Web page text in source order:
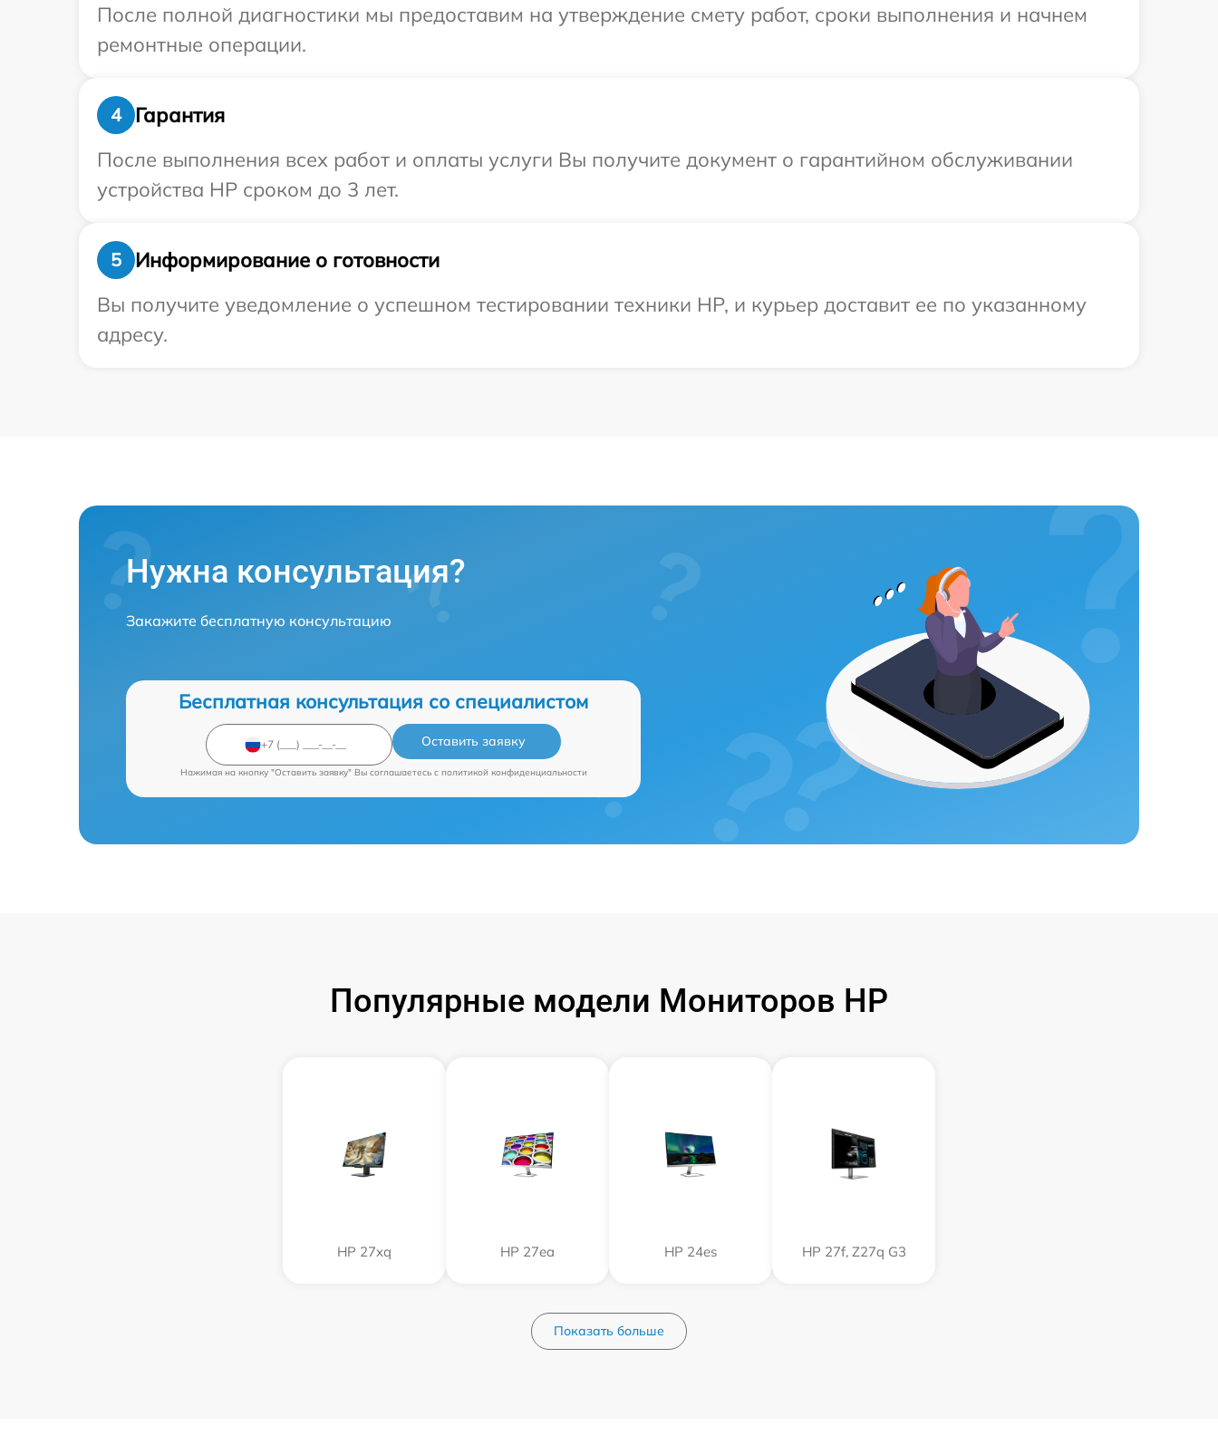
После полной диагностики мы предоставим на утверждение смету работ, сроки выполнения и начнем
ремонтные операции.
4
Гарантия
После выполнения всех работ и оплаты услуги Вы получите документ о гарантийном обслуживании
устройства HP сроком до 3 лет.
5
Информирование о готовности
Вы получите уведомление о успешном тестировании техники HP, и курьер доставит ее по указанному
адресу.
Нужна консультация?
Закажите бесплатную консультацию
Бесплатная консультация со специалистом
Оставить заявку
Нажимая на кнопку "Оставить заявку" Вы соглашаетесь c политикой конфиденциальности
Популярные модели Мониторов HP
HP 27xq HP 27ea HP 24es HP 27f, Z27q G3
Показать больше